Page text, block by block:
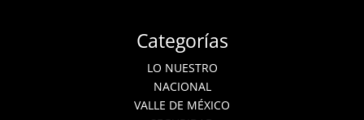
Categorías
LO NUESTRO
NACIONAL
VALLE DE MÉXICO